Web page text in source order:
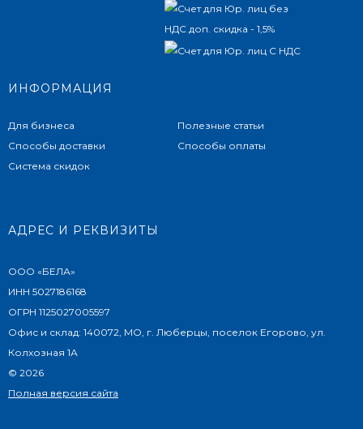
ИНФОРМАЦИЯ
Для бизнеса
Способы доставки
Система скидок
Полезные статьи
Способы оплаты
АДРЕС И РЕКВИЗИТЫ
ООО «БЕЛА»
ИНН 5027186168
ОГРН 1125027005597
Офис и склад: 140072, МО, г. Люберцы, поселок Егорово, ул.
Колхозная 1А
© 2026
Полная версия сайта